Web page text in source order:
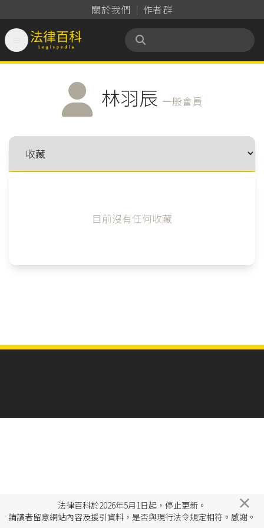
關於我們 作者群
法律百科 Legispedia
林羽辰 一般會員
目前沒有任何收藏
法律百科於2026年5月1日起，停止更新。
請讀者留意網站內容及援引資料，是否與現行法令規定相符。感謝。
×